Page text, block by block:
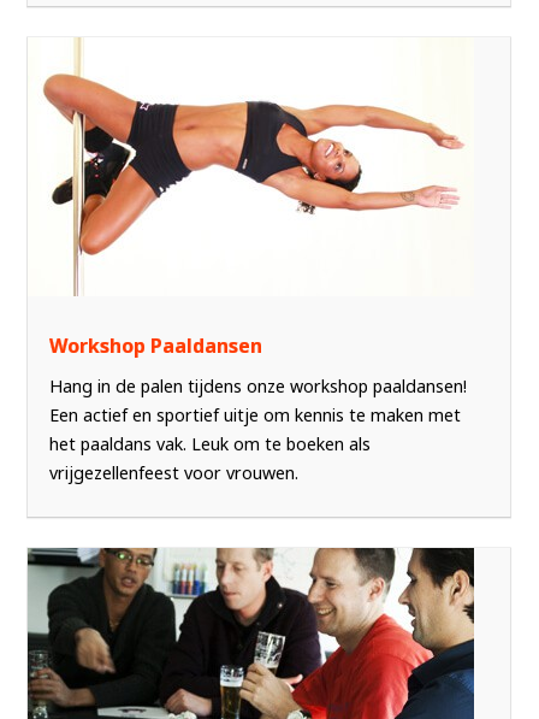
Workshop Paaldansen
Hang in de palen tijdens onze workshop paaldansen!
Een actief en sportief uitje om kennis te maken met
het paaldans vak. Leuk om te boeken als
vrijgezellenfeest voor vrouwen.